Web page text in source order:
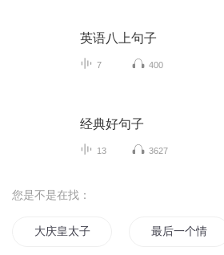
英语八上句子
7 400
经典好句子
13 3627
您是不是在找：
大庆皇太子 最后一个情人节